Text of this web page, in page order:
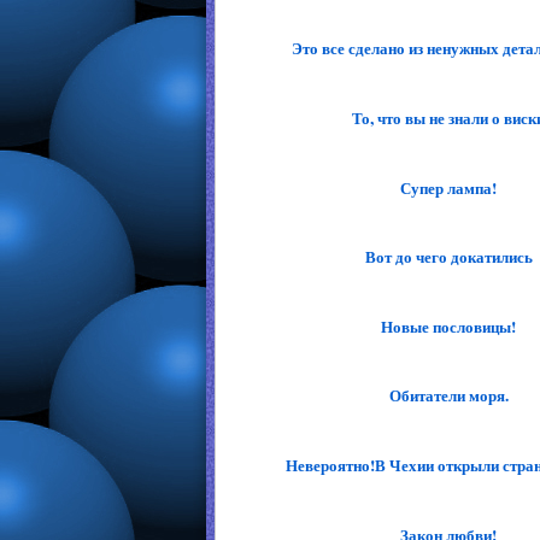
Это все сделано из ненужных
То, что вы не знали о
Супер лампа!
Вот до чего докатились
Новые пословицы!
Обитатели моря.
Невероятно!В Чехии открыли
Закон любви!